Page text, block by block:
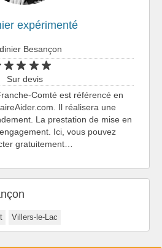
expérimenté
Besançon
Sur devis
Comté est référencé en
Il réalisera une
La prestation de mise en
Ici, vous pouvez
gratuitement…
Villers-le-Lac